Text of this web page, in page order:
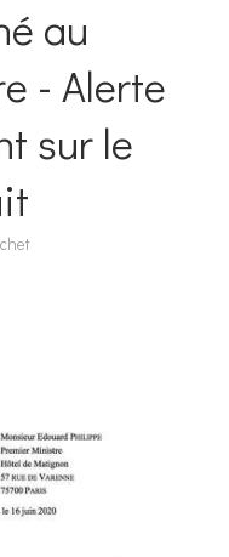
au
- Alerte
sur le